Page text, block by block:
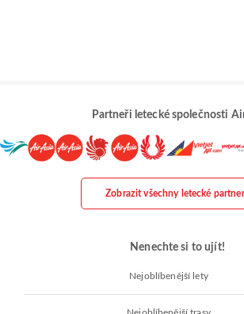
Partneři letecké společnosti
Zobrazit všechny letecké
Nenechte si to ujít!
Nejoblíbenější lety